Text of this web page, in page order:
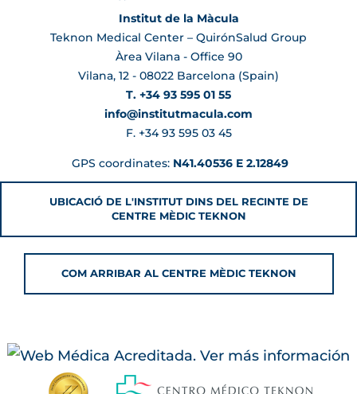
Institut de la Màcula
Teknon Medical Center – QuirónSalud Group
Àrea Vilana - Office 90
Vilana, 12 - 08022 Barcelona (Spain)
T. +34 93 595 01 55
info@institutmacula.com
F. +34 93 595 03 45
GPS coordinates: N41.40536 E 2.12849
UBICACIÓ DE L'INSTITUT DINS DEL RECINTE DE
CENTRE MÈDIC TEKNON
COM ARRIBAR AL CENTRE MÈDIC TEKNON